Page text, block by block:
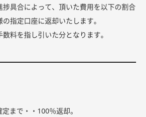
捗具合によって、頂いた費用を以下の割合
指定口座に返却いたします。
料を指し引いた分となります。
まで・・100％返却。